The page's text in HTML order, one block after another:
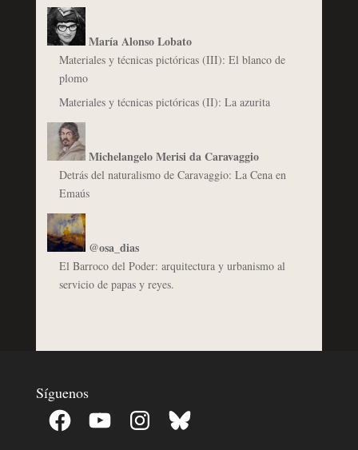
María Alonso Lobato
Materiales y técnicas pictóricas (III): El blanco de
plomo
Materiales y técnicas pictóricas (II): La azurita
Michelangelo Merisi da Caravaggio
Detrás del naturalismo de Caravaggio: La Cena en
Emaús
@osa_dias
El Barroco del Poder: arquitectura y urbanismo al
servicio de papas y reyes.
Síguenos
Facebook YouTube InstagramBluesky